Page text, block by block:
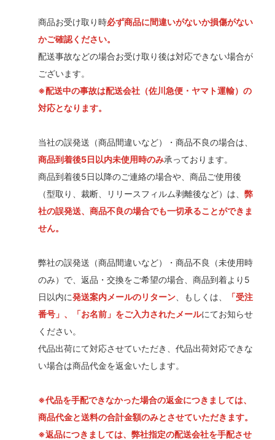
商品お受け取り時必ず商品に間違いがないか損傷がない
かご確認ください。
配送事故などの場合お受け取り後は対応できない場合が
ございます。
※配送中の事故は配送会社（佐川急便・ヤマト運輸）の
対応となります。
当社の誤発送（商品間違いなど）・商品不良の場合は、
商品到着後5日以内未使用時のみ承っております。
商品到着後5日以降のご連絡の場合や、商品ご使用後
（型取り、裁断、リリースフィルム剥離後など）は、 弊
社の誤発送、商品不良の場合でも一切承ることができま
せん。
弊社の誤発送（商品間違いなど）・商品不良（未使用時
のみ）で、返品・交換をご希望の場合、商品到着より5
日以内に発送案内メールのリターン 、もしくは、
「受注
番号」、「お名前」をご入力されたメールにてお知らせ
ください。
代品出荷にて対応させていただき、代品出荷対応できな
い場合は商品代金を返金いたします。
※代品を手配できなかった場合の返金につきましては、
商品代金と送料の合計金額のみとさせていただきます。
※返品につきましては、弊社指定の配送会社を手配させ